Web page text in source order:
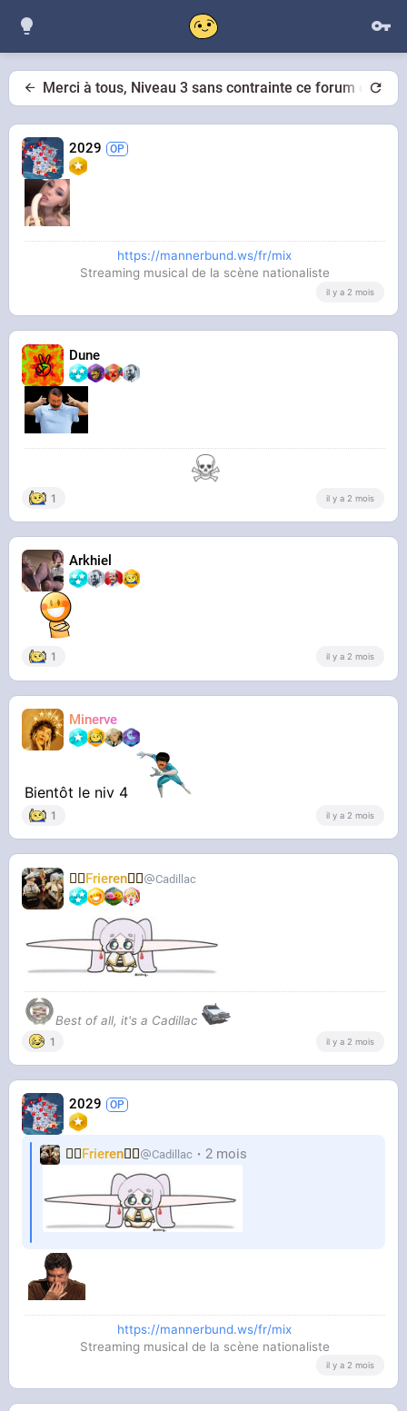
Merci à tous, Niveau 3 sans contrainte ce forum est
2029
https://mannerbund.ws/fr/mix
Streaming musical de la scène nationaliste
il y a 2 mois
Dune
1 il y a 2 mois
Arkhiel
1 il y a 2 mois
Minerve
Bientôt le niv 4
1 il y a 2 mois
🧝‍♀️Frieren🧝‍♀️ Cadillac
Best of all, it's a Cadillac
1 il y a 2 mois
2029
🧝‍♀️ Frieren🧝‍♀️ Cadillac 2 mois
https://mannerbund.ws/fr/mix
Streaming musical de la scène nationaliste
il y a 2 mois